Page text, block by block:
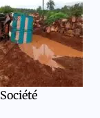
Société